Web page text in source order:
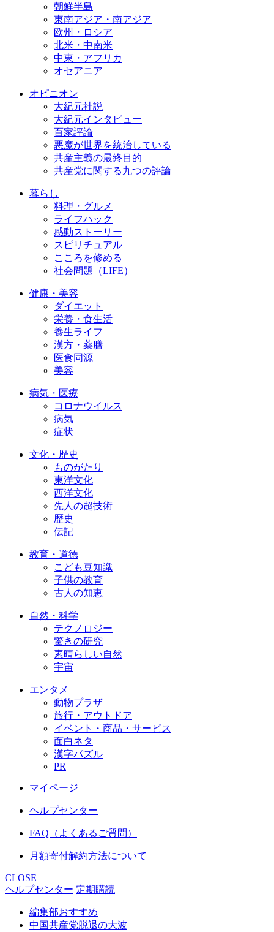
朝鮮半島
東南アジア・南アジア
欧州・ロシア
北米・中南米
中東・アフリカ
オセアニア
オピニオン
大紀元社説
大紀元インタビュー
百家評論
悪魔が世界を統治している
共産主義の最終目的
共産党に関する九つの評論
暮らし
料理・グルメ
ライフハック
感動ストーリー
スピリチュアル
こころを修める
社会問題（LIFE）
健康・美容
ダイエット
栄養・食生活
養生ライフ
漢方・薬膳
医食同源
美容
病気・医療
コロナウイルス
病気
症状
文化・歴史
ものがたり
東洋文化
西洋文化
先人の超技術
歴史
伝記
教育・道徳
こども豆知識
子供の教育
古人の知恵
自然・科学
テクノロジー
驚きの研究
素晴らしい自然
宇宙
エンタメ
動物プラザ
旅行・アウトドア
イベント・商品・サービス
面白ネタ
漢字パズル
PR
マイページ
ヘルプセンター
FAQ（よくあるご質問）
月額寄付解約方法について
CLOSE
ヘルプセンター 定期購読
編集部おすすめ
中国共産党脱退の大波